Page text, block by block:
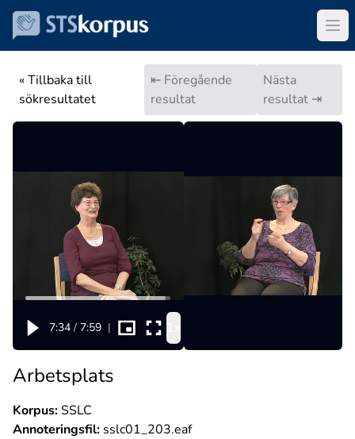
« Tillbaka till
sökresultatet
⇤ Föregående
resultat
Nästa
resultat ⇥
7:34 / 7:59 |
Arbetsplats
Korpus:SSLC
Annoteringsfil: sslc01_203.eaf